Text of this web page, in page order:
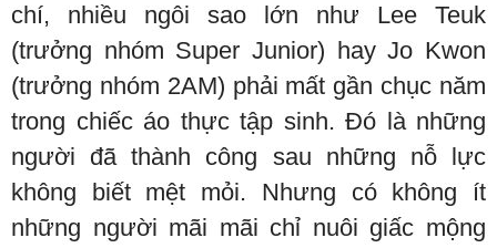
chí, nhiều ngôi sao lớn như Lee Teuk
(trưởng nhóm Super Junior) hay Jo Kwon
(trưởng nhóm 2AM) phải mất gần chục năm
trong chiếc áo thực tập sinh. Đó là những
người đã thành công sau những nỗ lực
không biết mệt mỏi. Nhưng có không ít
những người mãi mãi chỉ nuôi giấc mộng